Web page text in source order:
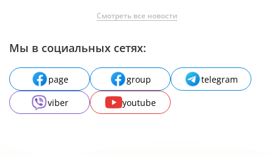
Смотреть все новости
Мы в социальных сетях:
page group
telegram
viber
youtube